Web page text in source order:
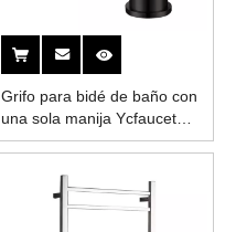
Grifo para bidé de baño con
una sola manija Ycfaucet
negro mate de acero